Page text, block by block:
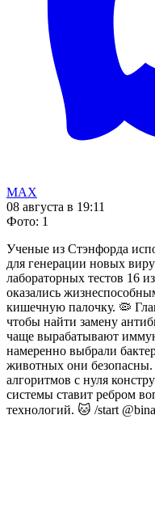
MAX
08 августа в 19:11
Фото: 1
Ученые из Стэнфорда
для генерации новых
лабораторных тестов 16
оказались
кишечную палочку. 🦠
чтобы найти замену
чаще вырабатывают
намеренно выбрали
животных они безопасны.
алгоритмов с нуля
системы ставит ребром
технологий. 🐱 /start